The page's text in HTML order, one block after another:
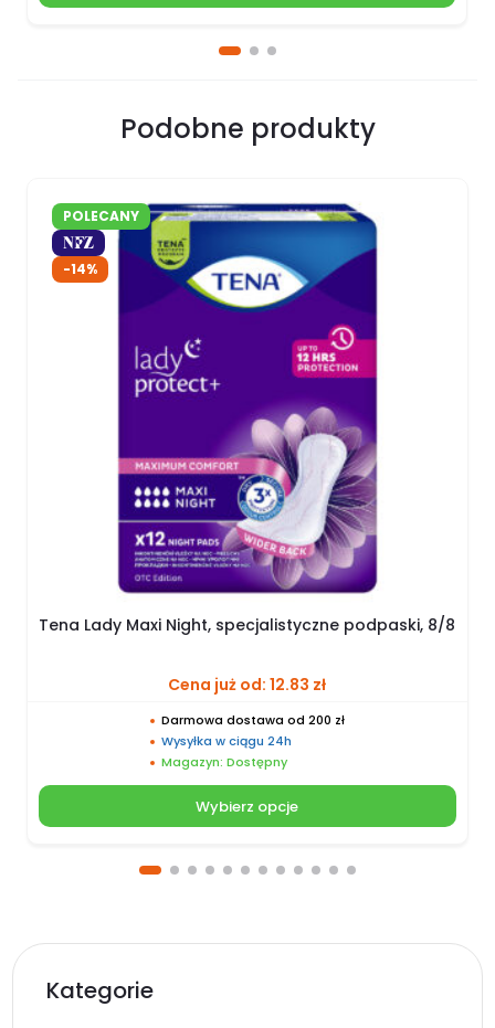
Podobne produkty
POLECANY
-14%
Tena Lady Maxi Night, specjalistyczne podpaski, 8/8
Cena już od:12.83 zł
Darmowa dostawa od 200 zł
Wysyłka w ciągu 24h
Magazyn: Dostępny
Wybierz opcje
Kategorie